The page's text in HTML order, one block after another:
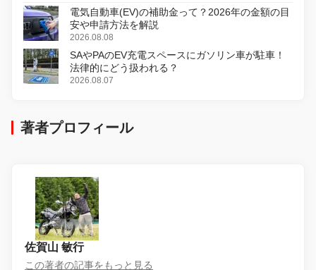
電気自動車(EV)の補助金って？2026年の金額の目
安や申請方法を解説
2026.08.08
SAやPAのEV充電スペースにガソリン車が駐車！
法律的にどう扱われる？
2026.08.07
著者プロフィール
佐賀山 敏行
この著者の記事をもっと見る